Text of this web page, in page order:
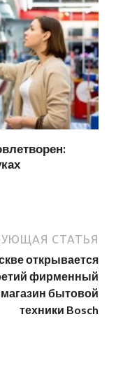
СТАТЬЯ
открывается
фирменный
магазин бытовой
техники Bosch